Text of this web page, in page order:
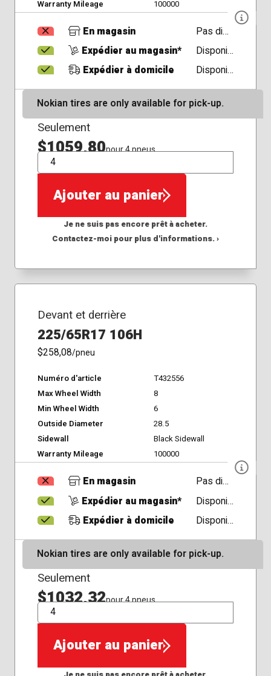
Warranty Mileage
100000
En magasin
Pas disponible
Expédier au magasin*
Disponible
Expédier à domicile
Disponible
Nokian tires are only available for pick-up.
Seulement
$1059,80pour 4 pneus
QTÉ
Ajouter au panier
Je ne suis pas encore prêt à acheter.
Contactez-moi pour plus d'informations. ›
Devant et derrière
225/65R17 106H
$258,08/pneu
Numéro d'article
T432556
Max Wheel Width
8
Min Wheel Width
6
Outside Diameter
28.5
Sidewall
Black Sidewall
Warranty Mileage
100000
En magasin
Pas disponible
Expédier au magasin*
Disponible
Expédier à domicile
Disponible
Nokian tires are only available for pick-up.
Seulement
$1032,32pour 4 pneus
QTÉ
Ajouter au panier